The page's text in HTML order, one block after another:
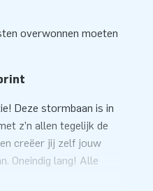
overwonnen moeten
Deze stormbaan is in
z’n allen tegelijk de
creëer jij zelf jouw
Oneindig lang! Alle